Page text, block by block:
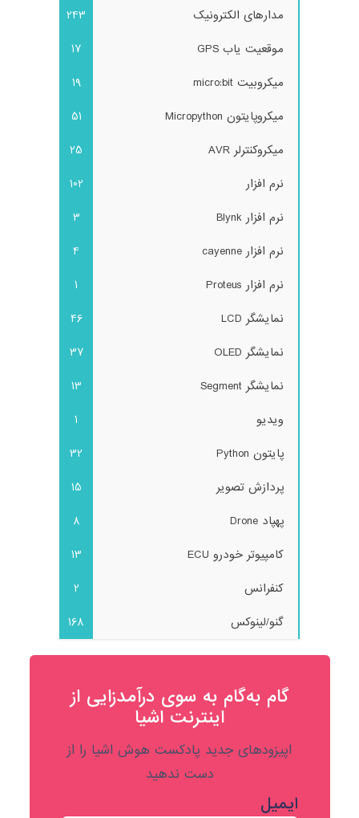
مدارهای الکترونیک
243
موقعیت یاب GPS
17
میکروبیت micro:bit
19
میکروپایتون Micropython
51
میکروکنترلر AVR
25
نرم افزار
102
نرم افزار Blynk
3
نرم افزار cayenne
4
نرم افزار Proteus
1
نمایشگر LCD
46
نمایشگر OLED
37
نمایشگر Segment
13
ویدیو
1
پایتون Python
32
پردازش تصویر
15
پهپاد Drone
8
کامپیوتر خودرو ECU
13
کنفرانس
2
گنو/لینوکس
168
گام به‌گام به‌ سوی درآمدزایی از
اینترنت اشیا
اپیزودهای جدید پادکست هوش اشیا را از
دست ندهید
ایمیل